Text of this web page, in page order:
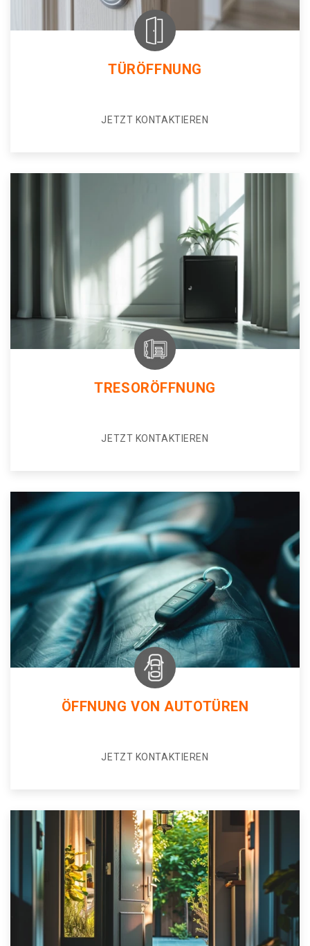
TÜRÖFFNUNG
JETZT KONTAKTIEREN
TRESORÖFFNUNG
JETZT KONTAKTIEREN
ÖFFNUNG VON AUTOTÜREN
JETZT KONTAKTIEREN